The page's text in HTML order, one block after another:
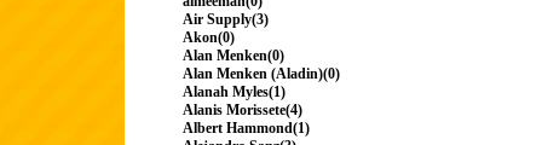
Air Supply(3)
Akon(0)
Alan Menken(0)
Alan Menken (Aladin)(0)
Alanah Myles(1)
Alanis Morissete(4)
Albert Hammond(1)